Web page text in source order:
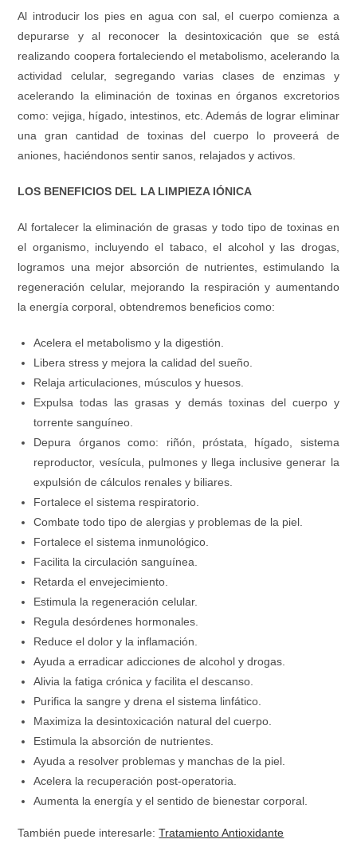
Al introducir los pies en agua con sal, el cuerpo comienza a
depurarse y al reconocer la desintoxicación que se está
realizando coopera fortaleciendo el metabolismo, acelerando la
actividad celular, segregando varias clases de enzimas y
acelerando la eliminación de toxinas en órganos excretorios
como: vejiga, hígado, intestinos, etc. Además de lograr eliminar
una gran cantidad de toxinas del cuerpo lo proveerá de
aniones, haciéndonos sentir sanos, relajados y activos.
LOS BENEFICIOS DEL LA LIMPIEZA IÓNICA
Al fortalecer la eliminación de grasas y todo tipo de toxinas en
el organismo, incluyendo el tabaco, el alcohol y las drogas,
logramos una mejor absorción de nutrientes, estimulando la
regeneración celular, mejorando la respiración y aumentando
la energía corporal, obtendremos beneficios como:
Acelera el metabolismo y la digestión.
Libera stress y mejora la calidad del sueño.
Relaja articulaciones, músculos y huesos.
Expulsa todas las grasas y demás toxinas del cuerpo y
torrente sanguíneo.
Depura órganos como: riñón, próstata, hígado, sistema
reproductor, vesícula, pulmones y llega inclusive generar la
expulsión de cálculos renales y biliares.
Fortalece el sistema respiratorio.
Combate todo tipo de alergias y problemas de la piel.
Fortalece el sistema inmunológico.
Facilita la circulación sanguínea.
Retarda el envejecimiento.
Estimula la regeneración celular.
Regula desórdenes hormonales.
Reduce el dolor y la inflamación.
Ayuda a erradicar adicciones de alcohol y drogas.
Alivia la fatiga crónica y facilita el descanso.
Purifica la sangre y drena el sistema linfático.
Maximiza la desintoxicación natural del cuerpo.
Estimula la absorción de nutrientes.
Ayuda a resolver problemas y manchas de la piel.
Acelera la recuperación post-operatoria.
Aumenta la energía y el sentido de bienestar corporal.
También puede interesarle:Tratamiento Antioxidante